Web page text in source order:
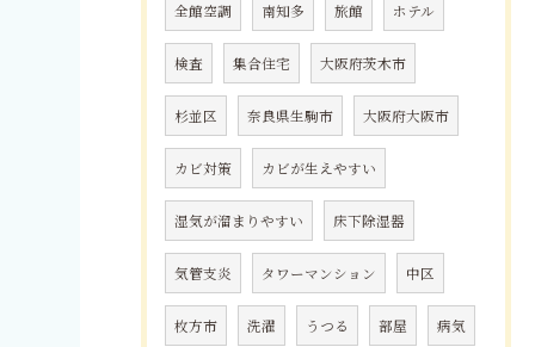
全館空調 南知多 旅館 ホテル
検査 集合住宅 大阪府茨木市
杉並区 奈良県生駒市 大阪府大阪市
カビ対策 カビが生えやすい
湿気が溜まりやすい 床下除湿器
気管支炎 タワーマンション 中区
枚方市 洗濯 うつる 部屋 病気